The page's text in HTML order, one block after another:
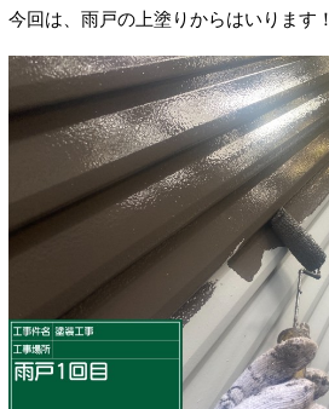
今回は、雨戸の上塗りからはいります！